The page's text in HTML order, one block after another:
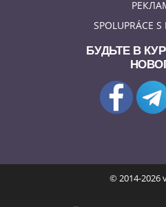
SPOLUPRÁCE
БУДЬТЕ В
© 2014-2026